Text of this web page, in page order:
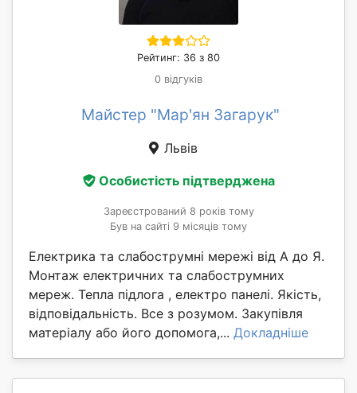
Рейтинг: 36 з 80
0 відгуків
Майстер "Мар'ян Загарук"
Львів
Особистість підтверджена
Зареєстрований 8 років тому
Був на сайті 9 місяців тому
Електрика та слабострумні мережі від А до Я.
Монтаж електричних та слабострумних
мереж. Тепла підлога , електро панелі. Якість,
відповідальність. Все з розумом. Закупівля
матеріалу або його допомога,... Докладніше